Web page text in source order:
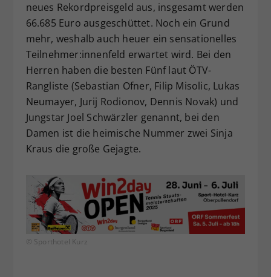
neues Rekordpreisgeld aus, insgesamt werden
66.685 Euro ausgeschüttet. Noch ein Grund
mehr, weshalb auch heuer ein sensationelles
Teilnehmer:innenfeld erwartet wird. Bei den
Herren haben die besten Fünf laut ÖTV-
Rangliste (Sebastian Ofner, Filip Misolic, Lukas
Neumayer, Jurij Rodionov, Dennis Novak) und
Jungstar Joel Schwärzler genannt, bei den
Damen ist die heimische Nummer zwei Sinja
Kraus die große Gejagte.
© Sporthotel Kurz